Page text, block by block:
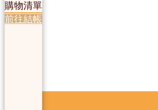
購物清單
前往結帳